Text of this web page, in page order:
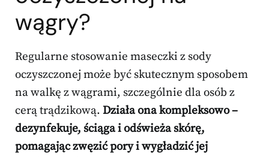
wągry?
Regularne stosowanie maseczki z sody
oczyszczonej może być skutecznym sposobem
na walkę z wągrami, szczególnie dla osób z
cerą trądzikową. Działa ona kompleksowo –
dezynfekuje, ściąga i odświeża skórę,
pomagając zwęzić pory i wygładzić jej